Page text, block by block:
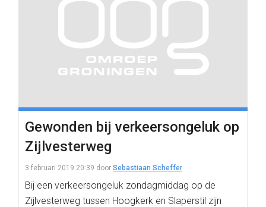
Gewonden bij verkeersongeluk op
Zijlvesterweg
3 februari 2019 20:39 door Sebastiaan Scheffer
Bij een verkeersongeluk zondagmiddag op de
Zijlvesterweg tussen Hoogkerk en Slaperstil zijn